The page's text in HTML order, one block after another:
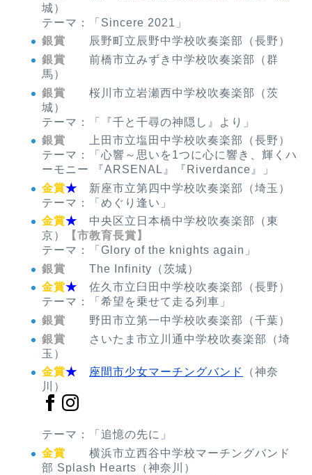
城）
テーマ：「Sincere 2021」
銀賞
辰野町立辰野中学校吹奏楽部（長野）
銀賞 前橋市立みずき中学校吹奏楽部（群
馬）
銀賞 桜川市立岩瀬西中学校吹奏楽部（茨
城）
テーマ：「『千と千尋の神隠し』より」
銀賞
上田市立塩田中学校吹奏楽部（長野）
テーマ：「心響～思いを1つに心に響き、輝くハ
ーモニー 『ARSENAL』『Riverdance』」
金賞★ 新座市立第四中学校吹奏楽部（埼玉）
テーマ：「めぐり逢い」
金賞★ 中央区立日本橋中学校吹奏楽部（東
京）
【市教育長賞】
テーマ：「Glory of the knights again」
銀賞 The Infinity（茨城）
金賞★ 佐久市立臼田中学校吹奏楽部（長野）
テーマ：「希望を乗せて走る列車」
銀賞 野田市立第一中学校吹奏楽部（千葉）
銀賞
さいたま市立川通中学校吹奏楽部（埼
玉）
金賞★ 座間市少女マーチングバンド
（神奈
川）
テーマ：「追憶の先に」
金賞
横浜市立西谷中学校マーチングバンド
部 Splash Hearts（神奈川）